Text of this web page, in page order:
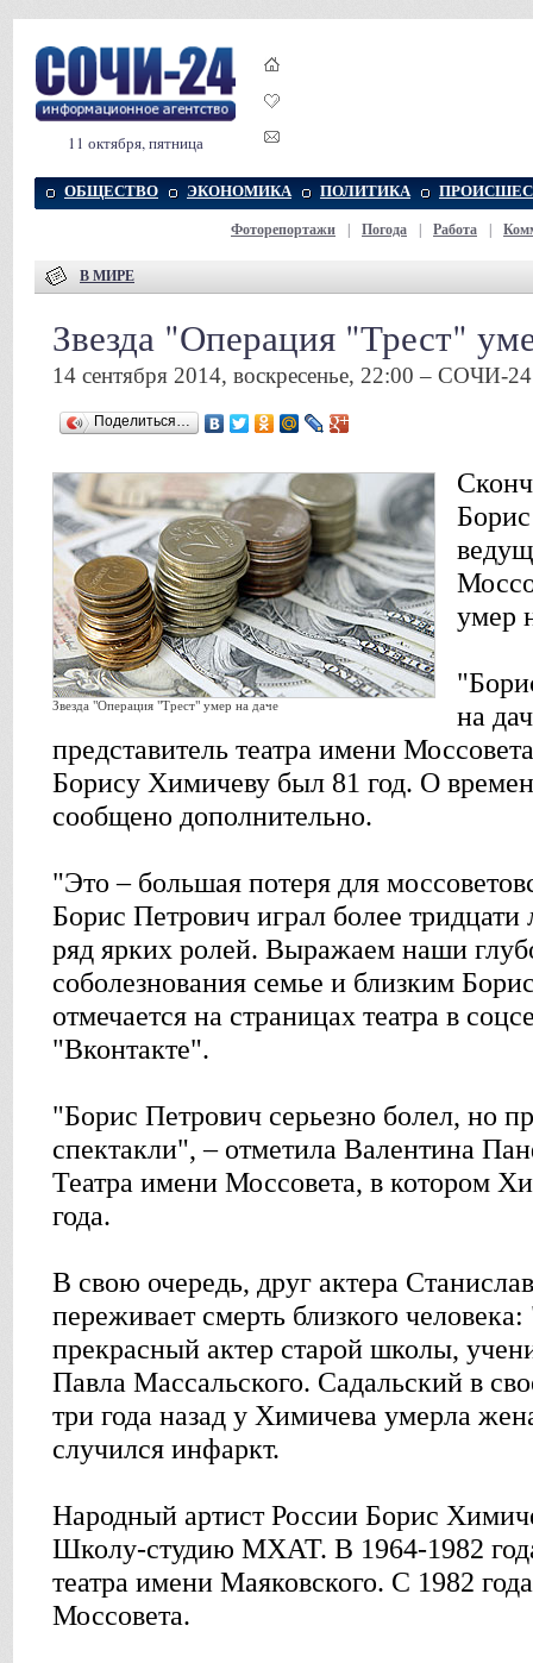
11 октября, пятница
ОБЩЕСТВО ЭКОНОМИКА ПОЛИТИКА
Фоторепортажи Погода Работа
В МИРЕ
Звезда "Операция "Трест"
14 сентября 2014, воскресенье, 22:00 – СОЧИ-24
Поделиться…
Звезда "Операция "Трест" умер на даче
умер
на
представитель театра имени
Борису Химичеву был 81 год. О
сообщено дополнительно.
"Это – большая потеря для
Борис Петрович играл более тридцати
ряд ярких ролей. Выражаем наши
соболезнования семье и близким
отмечается на страницах театра в
"Вконтакте".
"Борис Петрович серьезно болел, но
спектакли", – отметила Валентина
Театра имени Моссовета, в котором
года.
В свою очередь, друг актера
переживает смерть близкого
прекрасный актер старой школы,
Павла Массальского. Садальский в
три года назад у Химичева умерла
случился инфаркт.
Народный артист России Борис
Школу-студию МХАТ. В 1964-1982
театра имени Маяковского. С 1982
Моссовета.